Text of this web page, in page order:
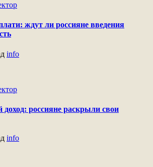
ждут ли россияне введения
info
россияне раскрыли свои
info